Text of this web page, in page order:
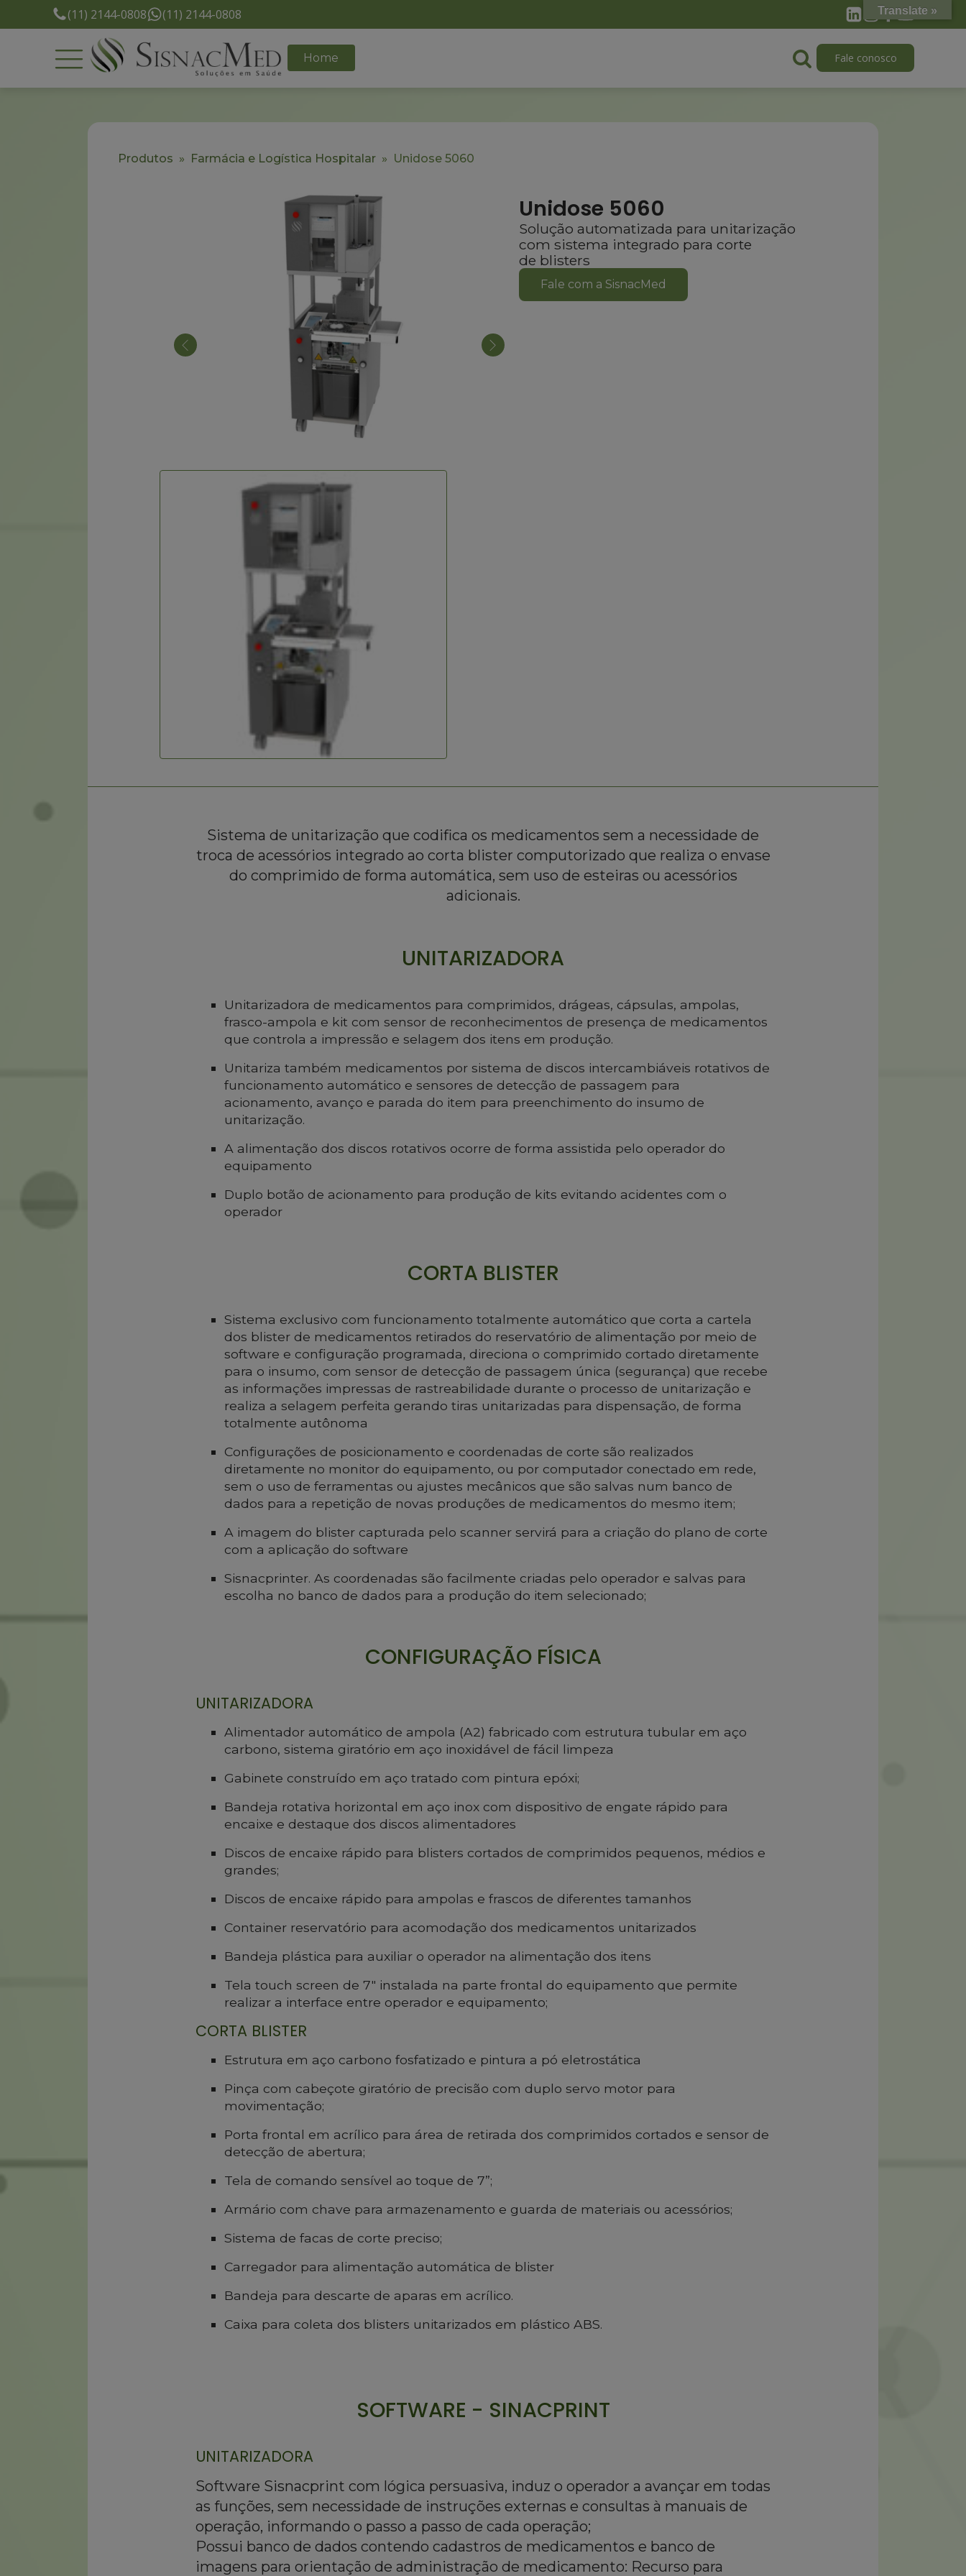
(11) 2144-0808 (11) 2144-0808
Home Fale conosco
Produtos » Farmácia e Logística Hospitalar » Unidose 5060
Unidose 5060
Solução automatizada para unitarização
com sistema integrado para corte
de blisters
Fale com a SisnacMed
Sistema de unitarização que codifica os medicamentos sem a necessidade de
troca de acessórios integrado ao corta blister computorizado que realiza o envase
do comprimido de forma automática, sem uso de esteiras ou acessórios
adicionais.
UNITARIZADORA
Unitarizadora de medicamentos para comprimidos, drágeas, cápsulas, ampolas,
frasco-ampola e kit com sensor de reconhecimentos de presença de medicamentos
que controla a impressão e selagem dos itens em produção.
Unitariza também medicamentos por sistema de discos intercambiáveis rotativos de
funcionamento automático e sensores de detecção de passagem para
acionamento, avanço e parada do item para preenchimento do insumo de
unitarização.
A alimentação dos discos rotativos ocorre de forma assistida pelo operador do
equipamento
Duplo botão de acionamento para produção de kits evitando acidentes com o
operador
CORTA BLISTER
Sistema exclusivo com funcionamento totalmente automático que corta a cartela
dos blister de medicamentos retirados do reservatório de alimentação por meio de
software e configuração programada, direciona o comprimido cortado diretamente
para o insumo, com sensor de detecção de passagem única (segurança) que recebe
as informações impressas de rastreabilidade durante o processo de unitarização e
realiza a selagem perfeita gerando tiras unitarizadas para dispensação, de forma
totalmente autônoma
Configurações de posicionamento e coordenadas de corte são realizados
diretamente no monitor do equipamento, ou por computador conectado em rede,
sem o uso de ferramentas ou ajustes mecânicos que são salvas num banco de
dados para a repetição de novas produções de medicamentos do mesmo item;
A imagem do blister capturada pelo scanner servirá para a criação do plano de corte
com a aplicação do software
Sisnacprinter. As coordenadas são facilmente criadas pelo operador e salvas para
escolha no banco de dados para a produção do item selecionado;
CONFIGURAÇÃO FÍSICA
UNITARIZADORA
Alimentador automático de ampola (A2) fabricado com estrutura tubular em aço
carbono, sistema giratório em aço inoxidável de fácil limpeza
Gabinete construído em aço tratado com pintura epóxi;
Bandeja rotativa horizontal em aço inox com dispositivo de engate rápido para
encaixe e destaque dos discos alimentadores
Discos de encaixe rápido para blisters cortados de comprimidos pequenos, médios e
grandes;
Discos de encaixe rápido para ampolas e frascos de diferentes tamanhos
Container reservatório para acomodação dos medicamentos unitarizados
Bandeja plástica para auxiliar o operador na alimentação dos itens
Tela touch screen de 7" instalada na parte frontal do equipamento que permite
realizar a interface entre operador e equipamento;
CORTA BLISTER
Estrutura em aço carbono fosfatizado e pintura a pó eletrostática
Pinça com cabeçote giratório de precisão com duplo servo motor para
movimentação;
Porta frontal em acrílico para área de retirada dos comprimidos cortados e sensor de
detecção de abertura;
Tela de comando sensível ao toque de 7”;
Armário com chave para armazenamento e guarda de materiais ou acessórios;
Sistema de facas de corte preciso;
Carregador para alimentação automática de blister
Bandeja para descarte de aparas em acrílico.
Caixa para coleta dos blisters unitarizados em plástico ABS.
SOFTWARE - SINACPRINT
UNITARIZADORA
Software Sisnacprint com lógica persuasiva, induz o operador a avançar em todas
as funções, sem necessidade de instruções externas e consultas à manuais de
operação, informando o passo a passo de cada operação;
Possui banco de dados contendo cadastros de medicamentos e banco de
imagens para orientação de administração de medicamento: Recurso para
Translate »